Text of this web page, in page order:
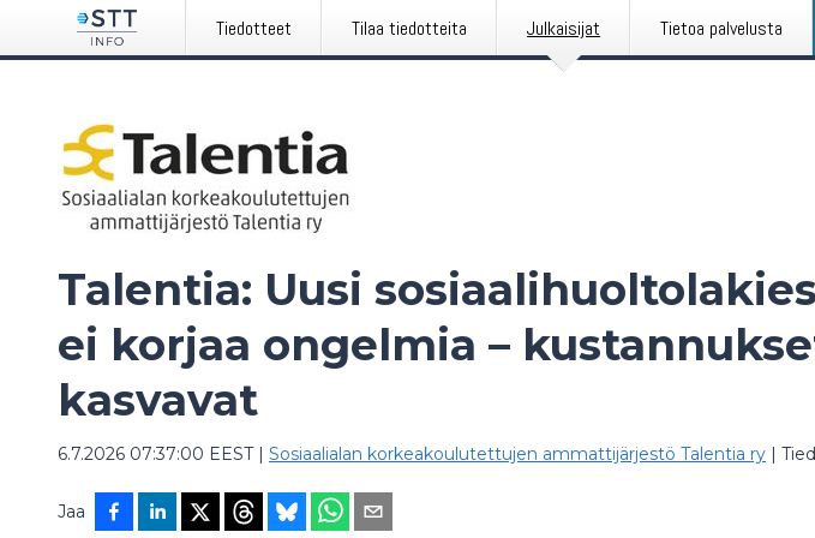
Tiedotteet Tilaa tiedotteita Julkaisijat Tietoa palvelusta
Talentia: Uusi
ei korjaa ongelmia –
kasvavat
6.7.2026 07:37:00 EEST| Sosiaalialan korkeakoulutettujen ammattijärjestö Talentia ry |
Jaa